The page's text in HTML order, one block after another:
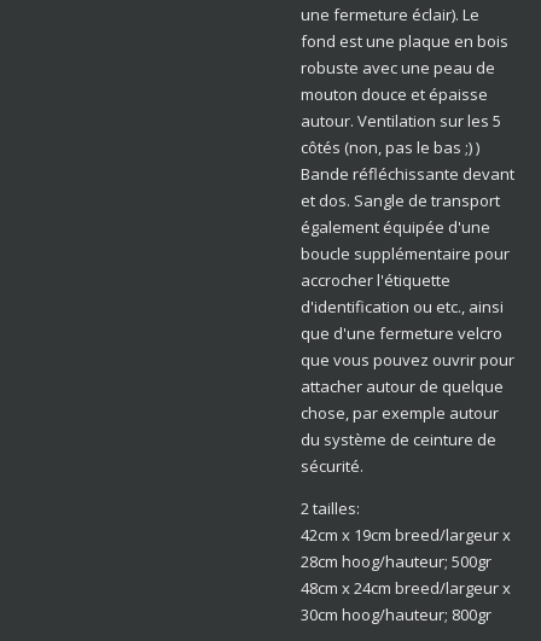
une fermeture éclair). Le
fond est une plaque en bois
robuste avec une peau de
mouton douce et épaisse
autour. Ventilation sur les 5
côtés (non, pas le bas ;) )
Bande réfléchissante devant
et dos. Sangle de transport
également équipée d'une
boucle supplémentaire pour
accrocher l'étiquette
d'identification ou etc., ainsi
que d'une fermeture velcro
que vous pouvez ouvrir pour
attacher autour de quelque
chose, par exemple autour
du système de ceinture de
sécurité.
2 tailles:
42cm x 19cm breed/largeur x
28cm hoog/hauteur; 500gr
48cm x 24cm breed/largeur x
30cm hoog/hauteur; 800gr